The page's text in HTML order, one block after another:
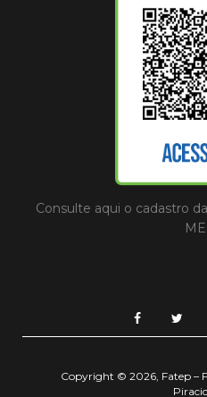
Consulte aqui o cadastro
Copyright © 2026, Fatep –